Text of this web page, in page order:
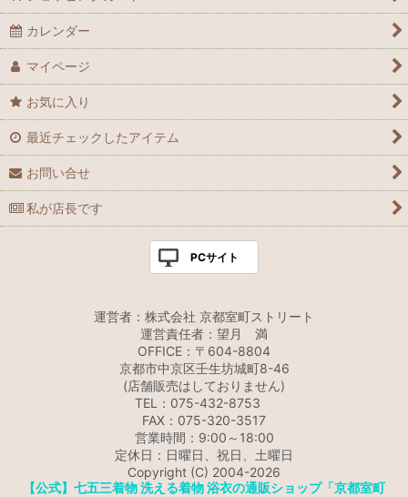
カレンダー
マイページ
お気に入り
最近チェックしたアイテム
お問い合せ
私が店長です
PCサイト
運営者：株式会社 京都室町ストリート
運営責任者：望月 満
OFFICE：〒604-8804
京都市中京区壬生坊城町8-46
(店舗販売はしておりません)
TEL：075-432-8753
FAX：075-320-3517
営業時間：9:00～18:00
定休日：日曜日、祝日、土曜日
Copyright (C) 2004-2026
【公式】七五三着物 洗える着物 浴衣の通販ショップ「京都室町